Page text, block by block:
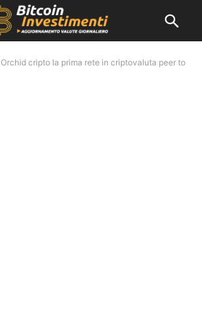
Orchid cripto la prima rete in criptovaluta peer to